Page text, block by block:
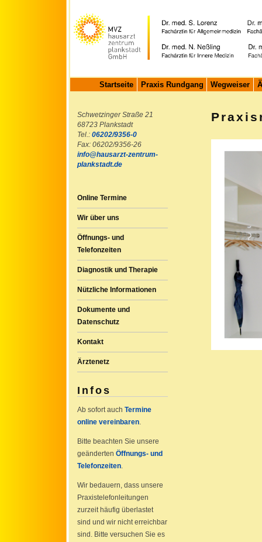
Startseite Praxis Rundgang Wegweiser
Schwetzinger Straße 21
68723 Plankstadt
Tel.: 06202/9356-0
Fax: 06202/9356-26
info@hausarzt-zentrum-
plankstadt.de
Online Termine
Wir über uns
Öffnungs- und
Telefonzeiten
Diagnostik und Therapie
Nützliche Informationen
Dokumente und
Datenschutz
Kontakt
Ärztenetz
Infos
Ab sofort auch Termine
online vereinbaren.
Bitte beachten Sie unsere
geänderten Öffnungs- und
Telefonzeiten.
Wir bedauern, dass unsere
Praxistelefonleitungen
zurzeit häufig überlastet
sind und wir nicht erreichbar
sind. Bitte versuchen Sie es